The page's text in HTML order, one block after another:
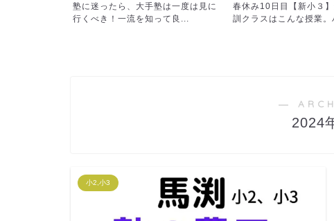
春休み10日目【新小３】最難関特
訓クラスはこんな授業。ハ...
春休み7日目 「塾を休
ついに相談。国語の担任
―
2024
小2,小3